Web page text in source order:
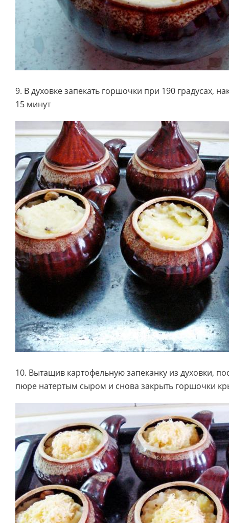
9. В духовке запекать горшочки при 190 градусах,
15 минут
10. Вытащив картофельную запеканку из духовки,
пюре натертым сыром и снова закрыть горшочки